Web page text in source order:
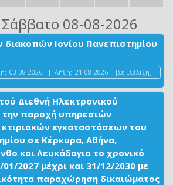
08-08-2026
διακοπών Ιονίου Πανεπιστημίου
03-08-2026 | Λήξη: 21-08-2026 [Σε Εξέλιξη]
Διεθνή Ηλεκτρονικού
την παροχή υπηρεσιών
εγκαταστάσεων του
σε Κέρκυρα, Αθήνα,
και Λευκάδαγια το χρονικό
2027 μέχρι και 31/12/2030 με
παραχώρηση δικαιώματος